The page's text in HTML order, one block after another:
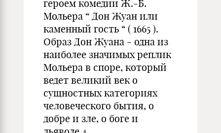
героем комедии Ж.-Б.
Мольера “ Дон Жуан или
каменный гость “ ( 1665 ).
Образ Дон Жуана - одна из
наиболее значимых реплик
Мольера в споре, который
ведет великий век о
сущностных категориях
человеческого бытия, о
добре и зле, о боге и